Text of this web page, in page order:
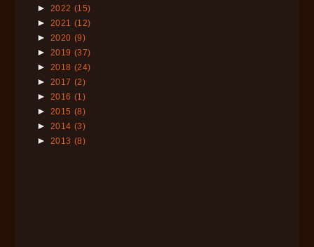
► 2022 (15)
► 2021 (12)
► 2020 (9)
► 2019 (37)
► 2018 (24)
► 2017 (2)
► 2016 (1)
► 2015 (8)
► 2014 (3)
► 2013 (8)